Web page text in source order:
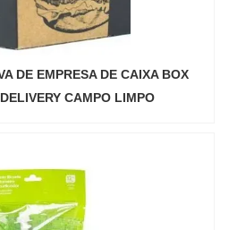
DE EMPRESA DE CAIXA BOX
CAMPO LIMPO